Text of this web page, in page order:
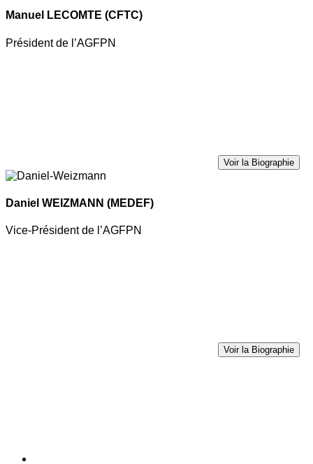
Manuel LECOMTE (CFTC)
Président de l’AGFPN
Voir la Biographie
Daniel WEIZMANN (MEDEF)
Vice-Président de l’AGFPN
Voir la Biographie